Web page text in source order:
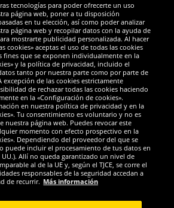
Galardones
sociales
tecnologías para poder ofrecerte un uso
página web, poner a tu disposición
en tu elección, así como poder analizar
página web y recopilar datos con la ayuda de
mostrarte publicidad personalizada. Al hacer
cookies» aceptas el uso de todas las cookies
fines que se exponen individualmente en la
y la política de privacidad, incluido el
tanto por nuestra parte como por parte de
excepción de las cookies estrictamente
de rechazar todas las cookies haciendo
en la «Configuración de cookies».
en nuestra política de privacidad y en la
Tu consentimiento es voluntario y no es
nuestra página web. Puedes revocar este
momento con efecto prospectivo en la
Dependiendo del proveedor del que se
puede incluir el procesamiento de tus datos en
UU.). Allí no queda garantizado un nivel de
al de la UE y, según el TJCE, se corre el
responsables de la seguridad accedan a
de recurrir. Más información